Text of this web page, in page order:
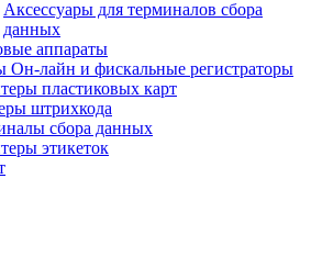
Аксессуары для терминалов сбора
данных
аппараты
Он-лайн и фискальные регистраторы
пластиковых карт
штрихкода
сбора данных
этикеток